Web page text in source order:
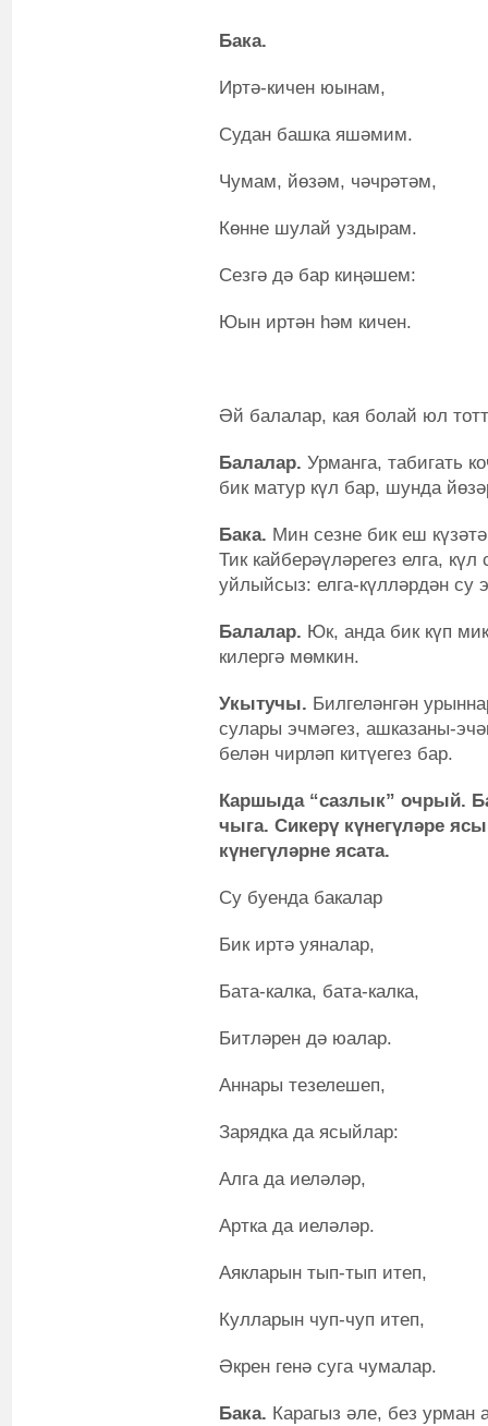
Бака.
Иртә-кичен юынам,
Судан башка яшәмим.
Чумам, йөзәм, чәчрәтәм,
Көнне шулай уздырам.
Сезгә дә бар киңәшем:
Юын иртән һәм кичен.
Әй балалар, кая болай юл
Балалар. Урманга, табигать
бик матур күл бар, шунда
Бака. Мин сезне бик еш
Тик кайберәүләрегез елга,
уйлыйсыз: елга-күлләрдән су
Балалар. Юк, анда бик күп
килергә мөмкин.
Укытучы. Билгеләнгән
сулары эчмәгез, ашказаны-
белән чирләп китүегез бар.
Каршыда “сазлык” очрый.
чыга. Сикерү күнегүләре
күнегүләрне ясата.
Су буенда бакалар
Бик иртә уяналар,
Бата-калка, бата-калка,
Битләрен дә юалар.
Аннары тезелешеп,
Зарядка да ясыйлар:
Алга да иеләләр,
Артка да иеләләр.
Аякларын тып-тып итеп,
Кулларын чуп-чуп итеп,
Әкрен генә суга чумалар.
Бака. Карагыз әле, без урман